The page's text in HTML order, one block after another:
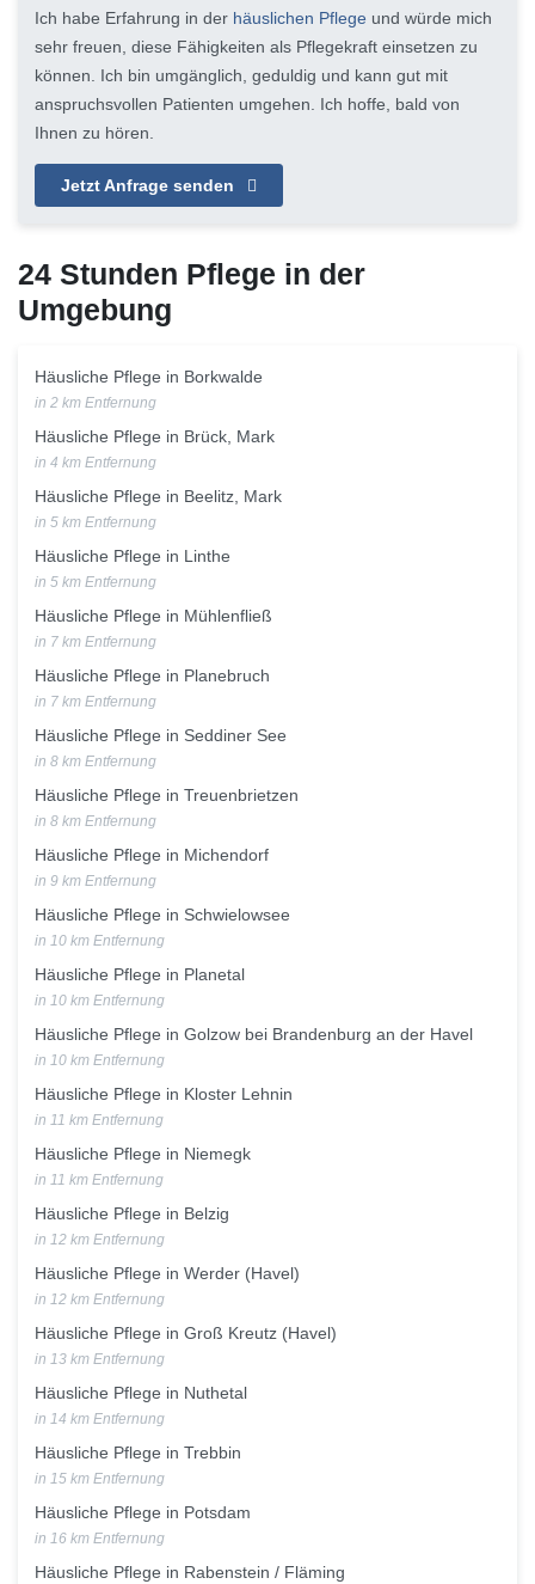
Ich habe Erfahrung in der häuslichen Pflege und würde mich
sehr freuen, diese Fähigkeiten als Pflegekraft einsetzen zu
können. Ich bin umgänglich, geduldig und kann gut mit
anspruchsvollen Patienten umgehen. Ich hoffe, bald von
Ihnen zu hören.
Jetzt Anfrage senden
24 Stunden Pflege in der
Umgebung
Häusliche Pflege in Borkwalde
in 2 km Entfernung
Häusliche Pflege in Brück, Mark
in 4 km Entfernung
Häusliche Pflege in Beelitz, Mark
in 5 km Entfernung
Häusliche Pflege in Linthe
in 5 km Entfernung
Häusliche Pflege in Mühlenfließ
in 7 km Entfernung
Häusliche Pflege in Planebruch
in 7 km Entfernung
Häusliche Pflege in Seddiner See
in 8 km Entfernung
Häusliche Pflege in Treuenbrietzen
in 8 km Entfernung
Häusliche Pflege in Michendorf
in 9 km Entfernung
Häusliche Pflege in Schwielowsee
in 10 km Entfernung
Häusliche Pflege in Planetal
in 10 km Entfernung
Häusliche Pflege in Golzow bei Brandenburg an der Havel
in 10 km Entfernung
Häusliche Pflege in Kloster Lehnin
in 11 km Entfernung
Häusliche Pflege in Niemegk
in 11 km Entfernung
Häusliche Pflege in Belzig
in 12 km Entfernung
Häusliche Pflege in Werder (Havel)
in 12 km Entfernung
Häusliche Pflege in Groß Kreutz (Havel)
in 13 km Entfernung
Häusliche Pflege in Nuthetal
in 14 km Entfernung
Häusliche Pflege in Trebbin
in 15 km Entfernung
Häusliche Pflege in Potsdam
in 16 km Entfernung
Häusliche Pflege in Rabenstein / Fläming